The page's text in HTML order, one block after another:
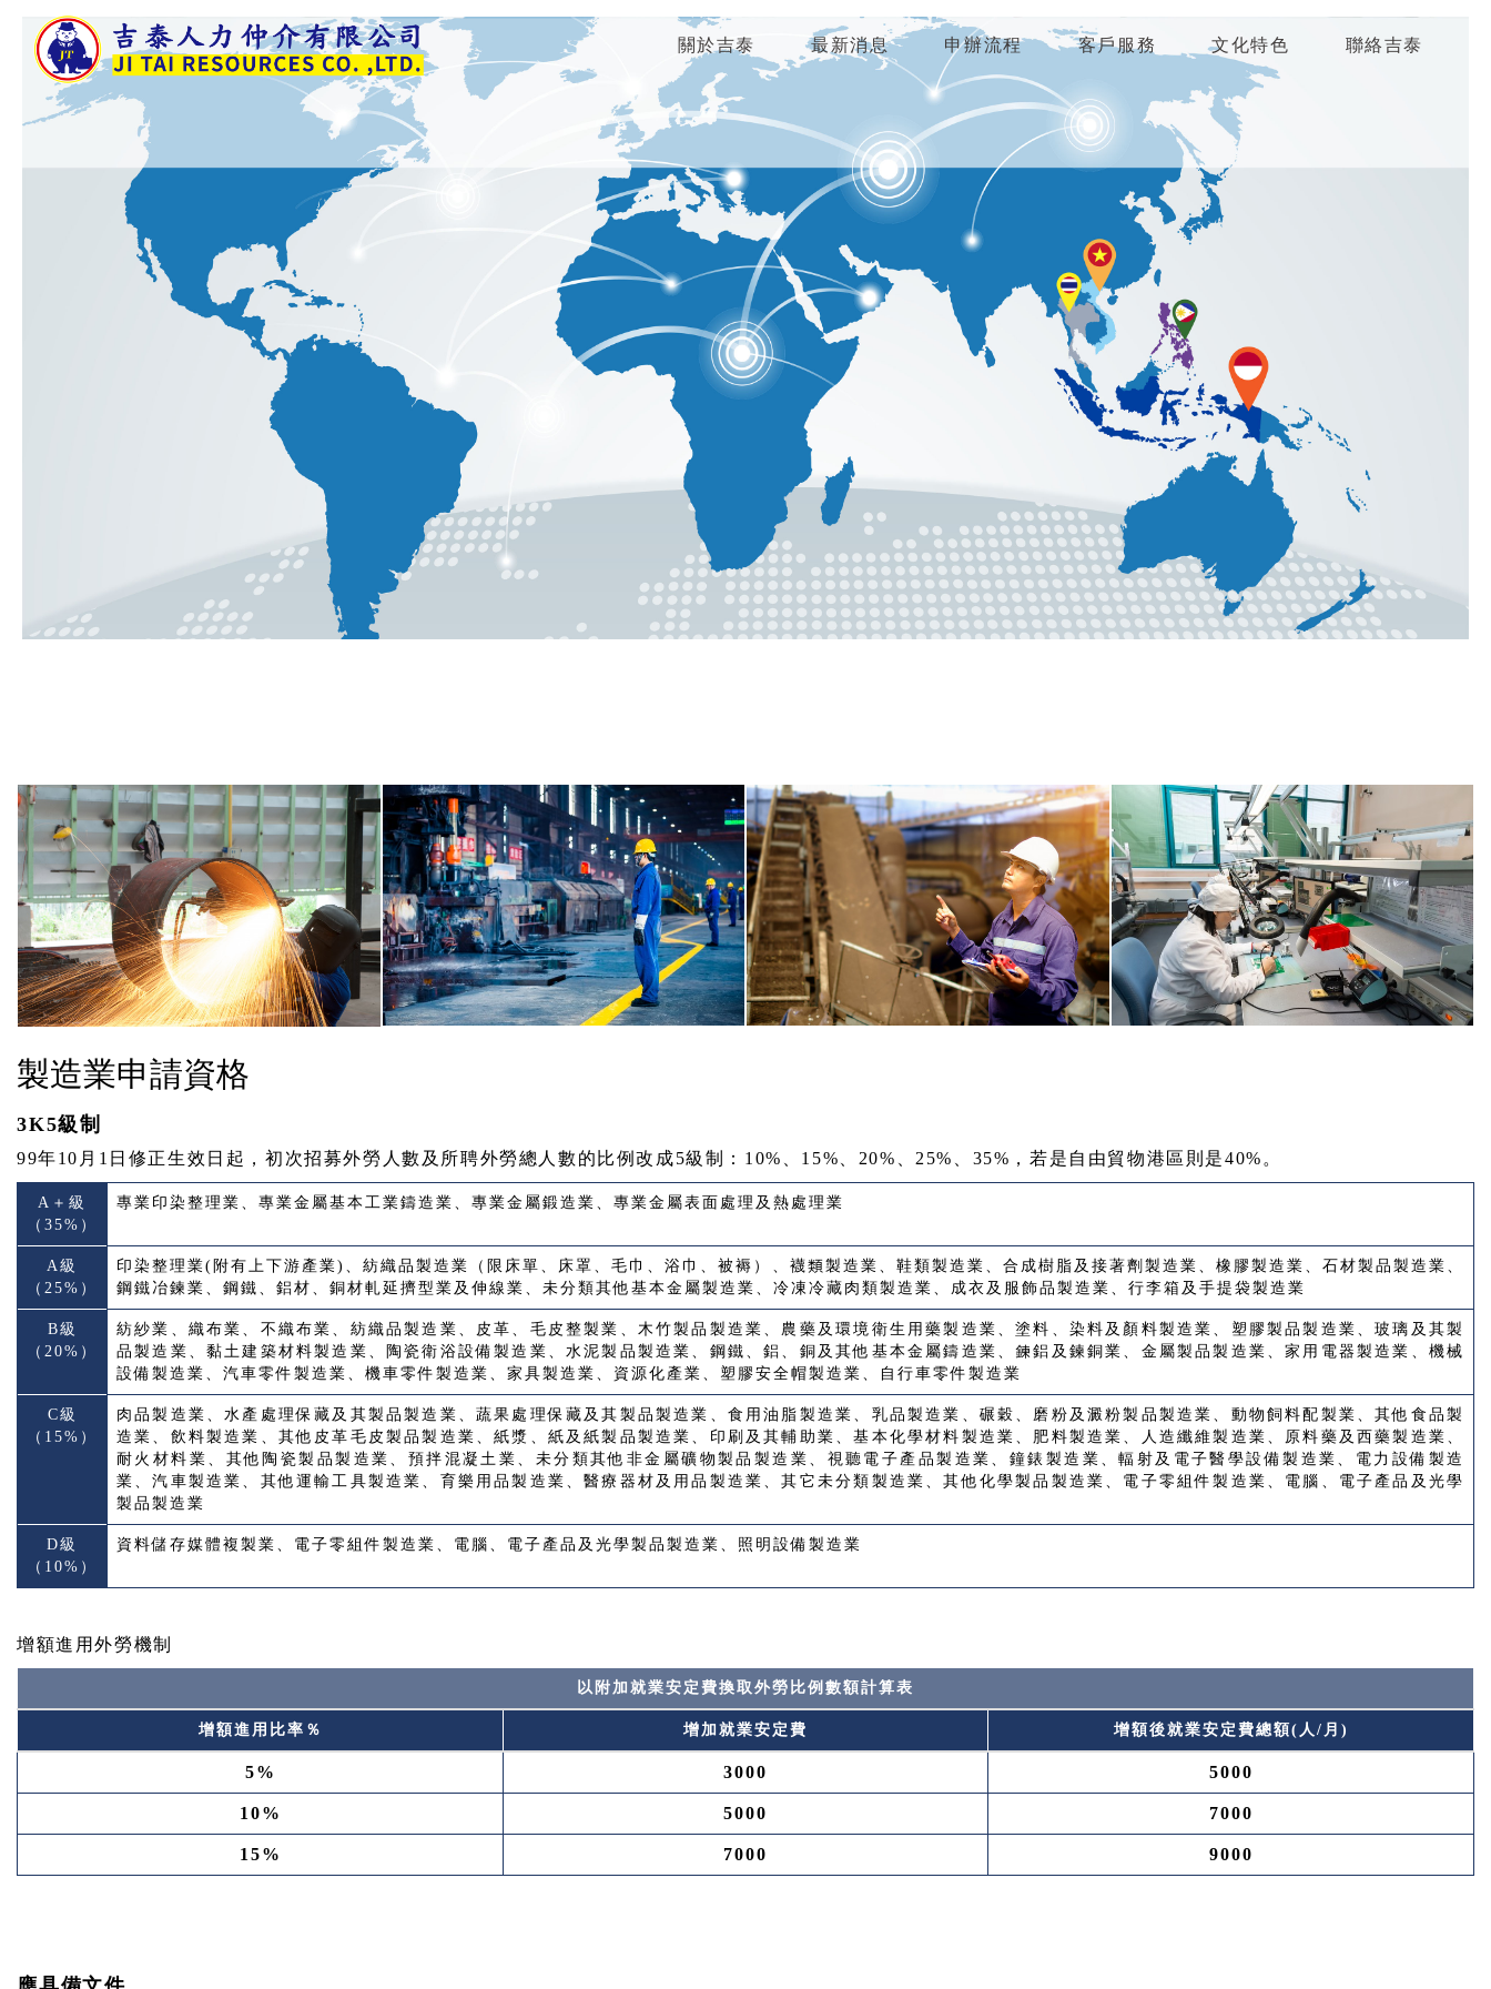
關於吉泰 最新消息 申辦流程 客戶服務 文化特色 聯絡吉泰
製造業申請資格
3K5級制
99年10月1日修正生效日起，初次招募外勞人數及所聘外勞總人數的比例改成5級制：10%、15%、20%、25%、35%，若是自由貿物港區則是40%。
A＋級
（35%）
專業印染整理業、專業金屬基本工業鑄造業、專業金屬鍛造業、專業金屬表面處理及熱處理業
A級
（25%）
印染整理業(附有上下游產業)、紡織品製造業（限床單、床罩、毛巾、浴巾、被褥）、襪類製造業、鞋類製造業、合成樹脂及接著劑製造業、橡膠製造業、石材製品製造業、
鋼鐵冶鍊業、鋼鐵、鋁材、銅材軋延擠型業及伸線業、未分類其他基本金屬製造業、冷凍冷藏肉類製造業、成衣及服飾品製造業、行李箱及手提袋製造業
B級
（20%）
紡紗業、織布業、不織布業、紡織品製造業、皮革、毛皮整製業、木竹製品製造業、農藥及環境衛生用藥製造業、塗料、染料及顏料製造業、塑膠製品製造業、玻璃及其製
品製造業、黏土建築材料製造業、陶瓷衛浴設備製造業、水泥製品製造業、鋼鐵、鋁、銅及其他基本金屬鑄造業、鍊鋁及鍊銅業、金屬製品製造業、家用電器製造業、機械
設備製造業、汽車零件製造業、機車零件製造業、家具製造業、資源化產業、塑膠安全帽製造業、自行車零件製造業
C級
（15%）
肉品製造業、水產處理保藏及其製品製造業、蔬果處理保藏及其製品製造業、食用油脂製造業、乳品製造業、碾穀、磨粉及澱粉製品製造業、動物飼料配製業、其他食品製
造業、飲料製造業、其他皮革毛皮製品製造業、紙漿、紙及紙製品製造業、印刷及其輔助業、基本化學材料製造業、肥料製造業、人造纖維製造業、原料藥及西藥製造業、
耐火材料業、其他陶瓷製品製造業、預拌混凝土業、未分類其他非金屬礦物製品製造業、視聽電子產品製造業、鐘錶製造業、輻射及電子醫學設備製造業、電力設備製造
業、汽車製造業、其他運輸工具製造業、育樂用品製造業、醫療器材及用品製造業、其它未分類製造業、其他化學製品製造業、電子零組件製造業、電腦、電子產品及光學
製品製造業
D級
（10%）
資料儲存媒體複製業、電子零組件製造業、電腦、電子產品及光學製品製造業、照明設備製造業
增額進用外勞機制
以附加就業安定費換取外勞比例數額計算表
增額進用比率％ 增加就業安定費 增額後就業安定費總額(人/月)
5% 3000 5000
10% 5000 7000
15% 7000 9000